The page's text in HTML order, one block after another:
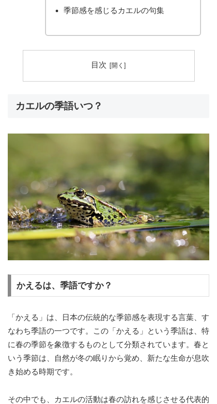
季節感を感じるカエルの句集
目次
カエルの季語いつ？
かえるは、季語ですか？
「かえる」は、日本の伝統的な季節感を表現する言葉、す
なわち季語の一つです。この「かえる」という季語は、特
に春の季節を象徴するものとして分類されています。春と
いう季節は、自然が冬の眠りから覚め、新たな生命が息吹
き始める時期です。
その中でも、カエルの活動は春の訪れを感じさせる代表的